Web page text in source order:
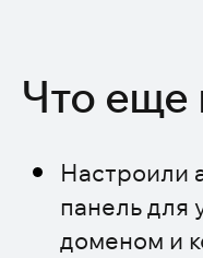
Что еще
Настроили
панель для
доменом и